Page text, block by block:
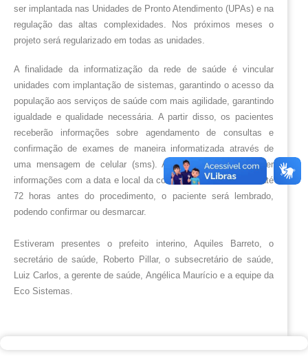
ser implantada nas Unidades de Pronto Atendimento (UPAs) e na
regulação das altas complexidades. Nos próximos meses o
projeto será regularizado em todas as unidades.
A finalidade da informatização da rede de saúde é vincular
unidades com implantação de sistemas, garantindo o acesso da
população aos serviços de saúde com mais agilidade, garantindo
igualdade e qualidade necessária. A partir disso, os pacientes
receberão informações sobre agendamento de consultas e
confirmação de exames de maneira informatizada através de
uma mensagem de celular (sms). As mensagens vão conter
informações com a data e local da consulta ou exame, e em até
72 horas antes do procedimento, o paciente será lembrado,
podendo confirmar ou desmarcar.
Estiveram presentes o prefeito interino, Aquiles Barreto, o
secretário de saúde, Roberto Pillar, o subsecretário de saúde,
Luiz Carlos, a gerente de saúde, Angélica Maurício e a equipe da
Eco Sistemas.